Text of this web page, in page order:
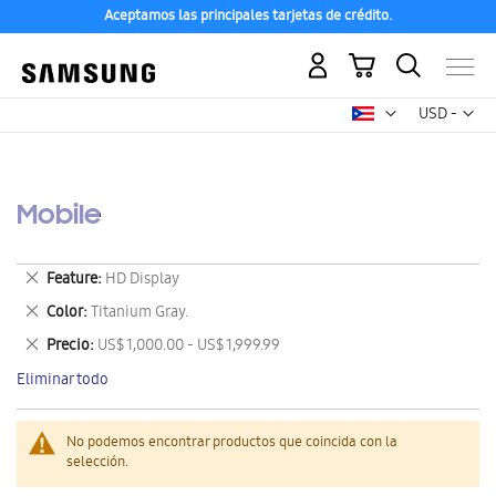
Aceptamos las principales tarjetas de crédito.
USD -
dólar
Mi carrito
Mobile
No podemos encontrar productos que coincida con la
selección.
Feature HD Display
Eliminar
este
artículo
Color Titanium Gray.
Eliminar
este
artículo
Precio US$ 1,000.00 - US$ 1,999.99
Eliminar
este
artículo
Eliminar todo